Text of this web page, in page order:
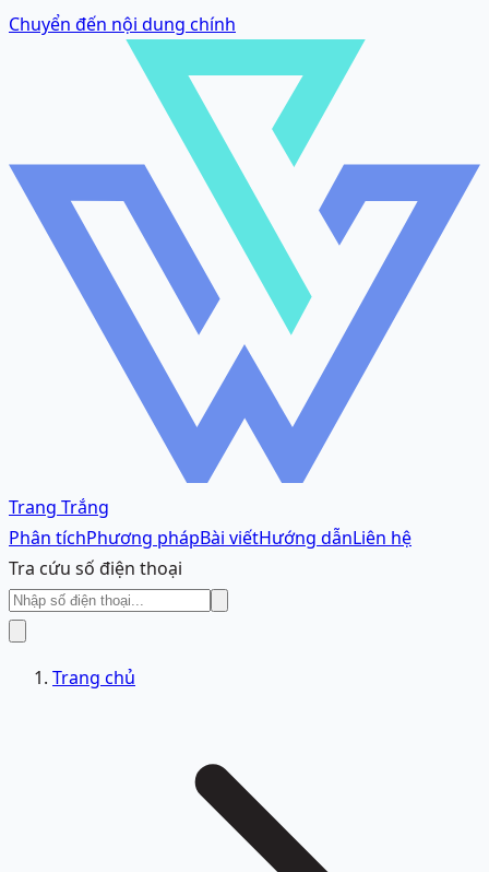
Chuyển đến nội dung chính
Trang Trắng
Phân tíchPhương phápBài viếtHướng dẫnLiên hệ
Tra cứu số điện thoại
Trang chủ